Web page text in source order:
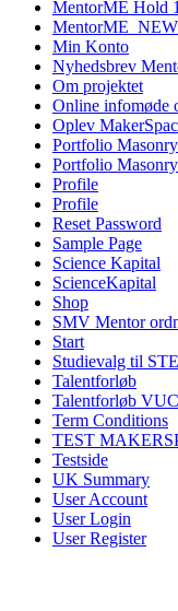
MentorME Hold 1
MentorME_NEW
Min Konto
Nyhedsbrev
Om projektet
Online infomøde
Oplev
Portfolio Masonry
Portfolio
Profile
Profile
Reset Password
Sample Page
Science Kapital
ScienceKapital
Shop
SMV Mentor
Start
Studievalg til
Talentforløb
Talentforløb VUC
Term Conditions
TEST
Testside
UK Summary
User Account
User Login
User Register